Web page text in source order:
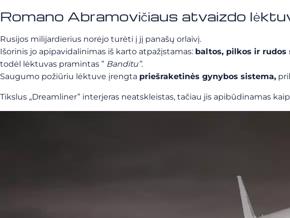
Romano Abramovičiaus atvaizdo
Rusijos milijardierius norėjo turėti į jį panašų orlaivį.
Išorinis jo apipavidalinimas iš karto atpažįstamas: baltos, pilkos ir rudos
todėl lėktuvas pramintas ” Banditu”.
Saugumo požiūriu lėktuve įrengta priešraketinės gynybos sistema,
Tikslus „Dreamliner” interjeras neatskleistas, tačiau jis apibūdinamas kaip